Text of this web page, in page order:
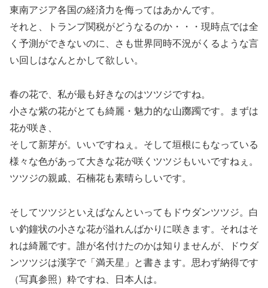
東南アジア各国の経済力を侮ってはあかんです。
それと、トランプ関税がどうなるのか・・・現時点では全
く予測ができないのに、さも世界同時不況がくるような言
い回しはなんとかして欲しい。
春の花で、私が最も好きなのはツツジですね。
小さな紫の花がとても綺麗・魅力的な山躑躅です。まずは
花が咲き、
そして新芽が。いいですねぇ。そして垣根にもなっている
様々な色があって大きな花が咲くツツジもいいですねぇ。
ツツジの親戚、石楠花も素晴らしいです。
そしてツツジといえばなんといってもドウダンツツジ。白
い釣鐘状の小さな花が溢れんばかりに咲きます。それはそ
れは綺麗です。誰が名付けたのかは知りませんが、ドウダ
ンツツジは漢字で「満天星」と書きます。思わず納得です
（写真参照）粋ですね、日本人は。